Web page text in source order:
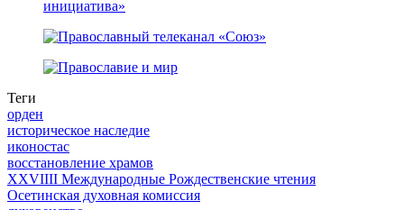
Теги
орден
историческое наследие
иконостас
восстановление храмов
XXVIIII Международные Рождественские чтения
Осетинская духовная комиссия